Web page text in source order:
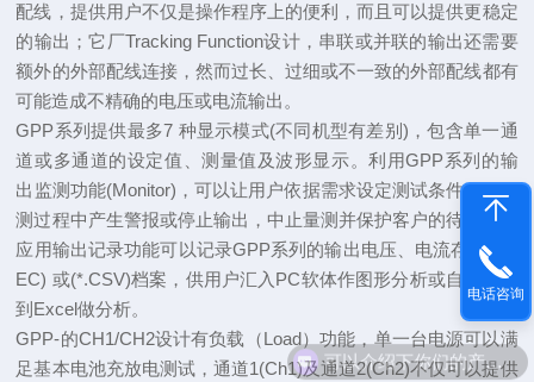
配线，提供用户不仅是操作程序上的便利，而且可以提供更稳定
的输出；它厂Tracking Function设计，串联或并联的输出还需要
额外的外部配线连接，然而过长、过细或不一致的外部配线都有
可能造成不精确的电压或电流输出。
GPP系列提供最多7 种显示模式(不同机型有差别)，包含单一通
道或多通道的设定值、测量值及波形显示。利用GPP系列的输
出监测功能(Monitor)，可以让用户依据需求设定测试条件，于量
测过程中产生警报或停止输出，中止量测并保护客户的待测物；
应用输出记录功能可以记录GPP系列的输出电压、电流存成(*.R
EC) 或(*.CSV)档案，供用户汇入PC软体作图形分析或自行载入
到Excel做分析。
GPP-的CH1/CH2设计有负载（Load）功能，单一台电源可以满
足基本电池充放电测试，通道1(Ch1)及通道2(Ch2)不仅可以提供
电话咨询
可以介绍下你们的产品么